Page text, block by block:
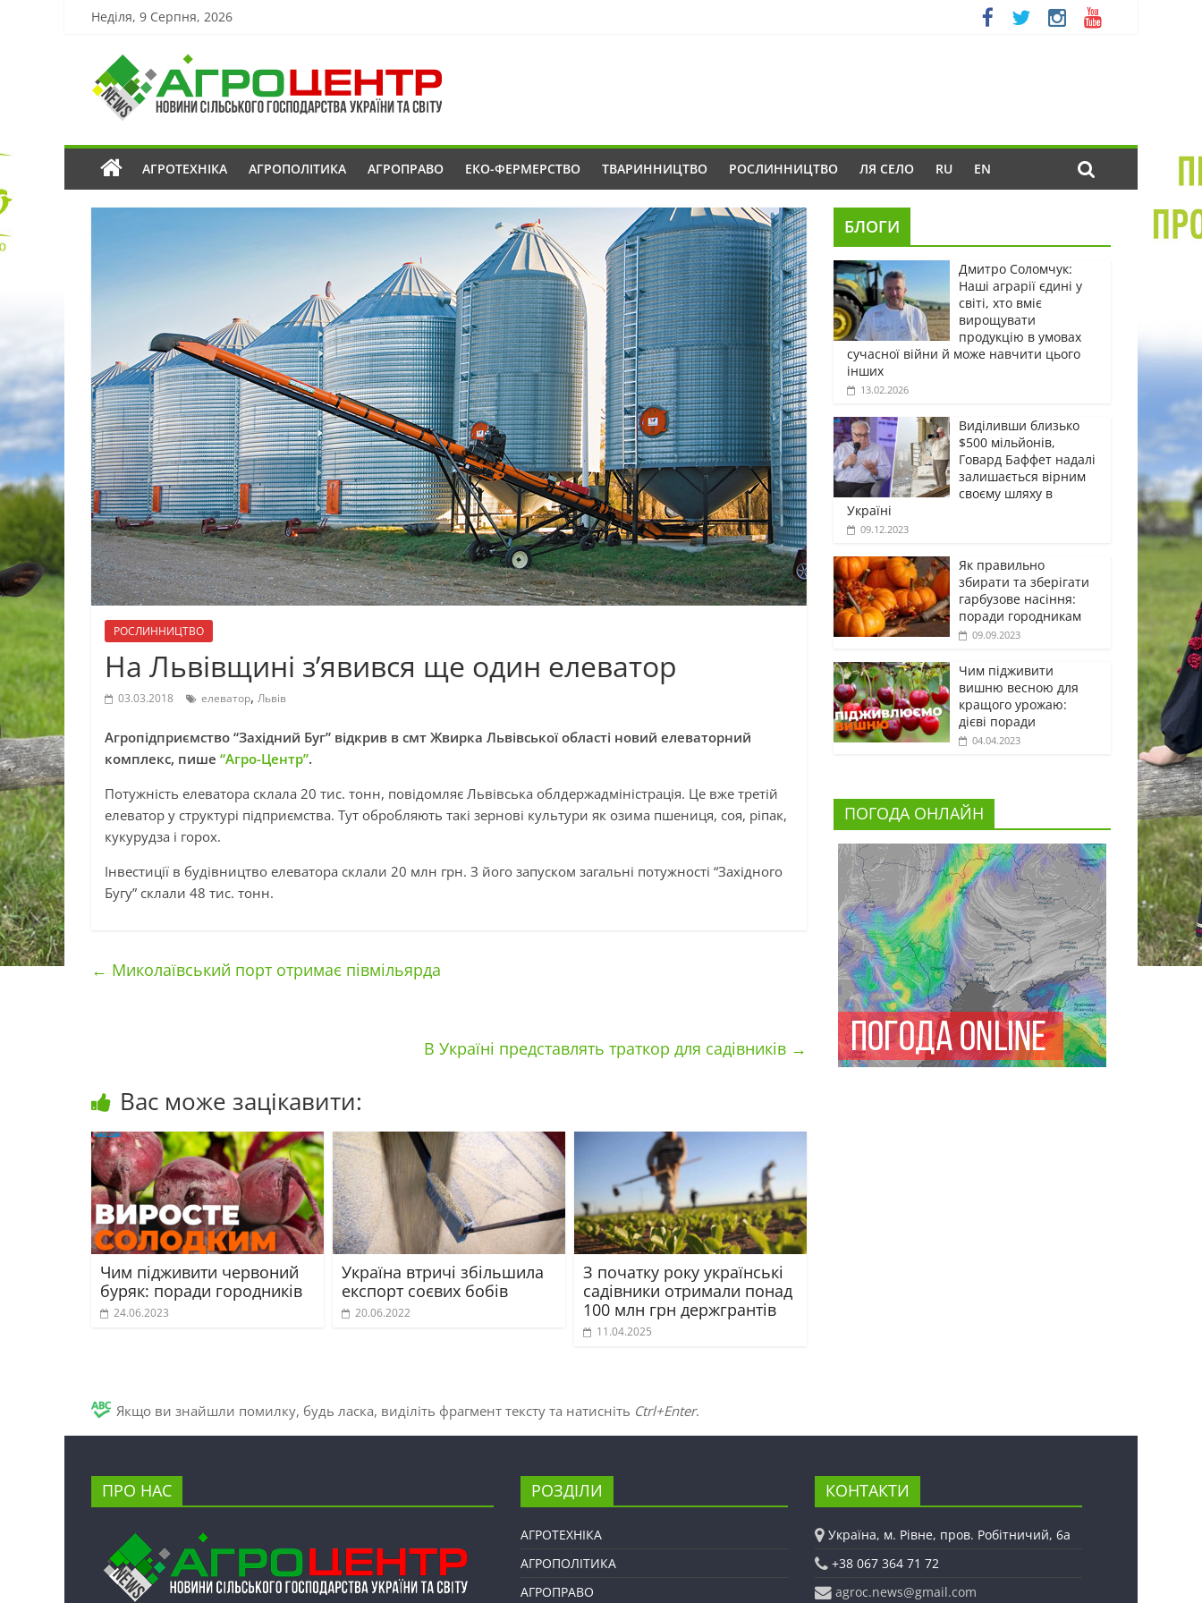
Неділя, 9 Серпня, 2026
АГРОТЕХНІКА АГРОПОЛІТИКА АГРОПРАВО ЕКО-ФЕРМЕРСТВО ТВАРИННИЦТВО РОСЛИННИЦТВО ЛЯ СЕЛО RU EN
РОСЛИННИЦТВО
На Львівщині з’явився ще один елеватор
03.03.2018 елеватор, Львів
Агропідприємство “Західний Буг” відкрив в смт Жвирка Львівської області новий елеваторний
комплекс, пише “Агро-Центр”.
Потужність елеватора склала 20 тис. тонн, повідомляє Львівська облдержадміністрація. Це вже третій
елеватор у структурі підприємства. Тут обробляють такі зернові культури як озима пшениця, соя, ріпак,
кукурудза і горох.
Інвестиції в будівництво елеватора склали 20 млн грн. З його запуском загальні потужності “Західного
Бугу” склали 48 тис. тонн.
← Миколаївський порт отримає півмільярда
В Україні представлять траткор для садівників →
Вас може зацікавити:
Чим підживити червоний
буряк: поради городників
24.06.2023
Україна втричі збільшила
експорт соєвих бобів
20.06.2022
З початку року українські
садівники отримали понад
100 млн грн держгрантів
11.04.2025
БЛОГИ
Дмитро Соломчук:
Наші аграрії єдині у
світі, хто вміє
вирощувати
продукцію в умовах
сучасної війни й може навчити цього
інших
13.02.2026
Виділивши близько
$500 мільйонів,
Говард Баффет надалі
залишається вірним
своєму шляху в
Україні
09.12.2023
Як правильно
збирати та зберігати
гарбузове насіння:
поради городникам
09.09.2023
Чим підживити
вишню весною для
кращого урожаю:
дієві поради
04.04.2023
ПОГОДА ОНЛАЙН
Якщо ви знайшли помилку, будь ласка, виділіть фрагмент тексту та натисніть Ctrl+Enter.
ПРО НАС РОЗДІЛИ
АГРОТЕХНІКА
АГРОПОЛІТИКА
АГРОПРАВО
КОНТАКТИ
Україна, м. Рівне, пров. Робітничий, 6а
+38 067 364 71 72
agroc.news@gmail.com